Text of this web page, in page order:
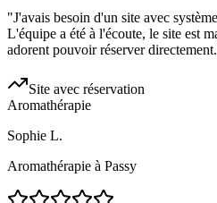
"J'avais besoin d'un site avec
L'équipe a été à l'écoute, le site est
adorent pouvoir réserver directement.
Site avec réservation
Aromathérapie
Sophie L.
Aromathérapie à Passy